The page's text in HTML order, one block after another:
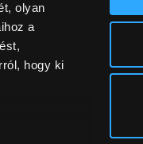
olyan
a
hogy ki